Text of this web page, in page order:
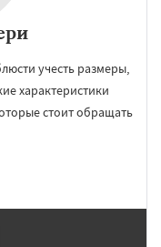
учесть размеры,
характеристики
стоит обращать